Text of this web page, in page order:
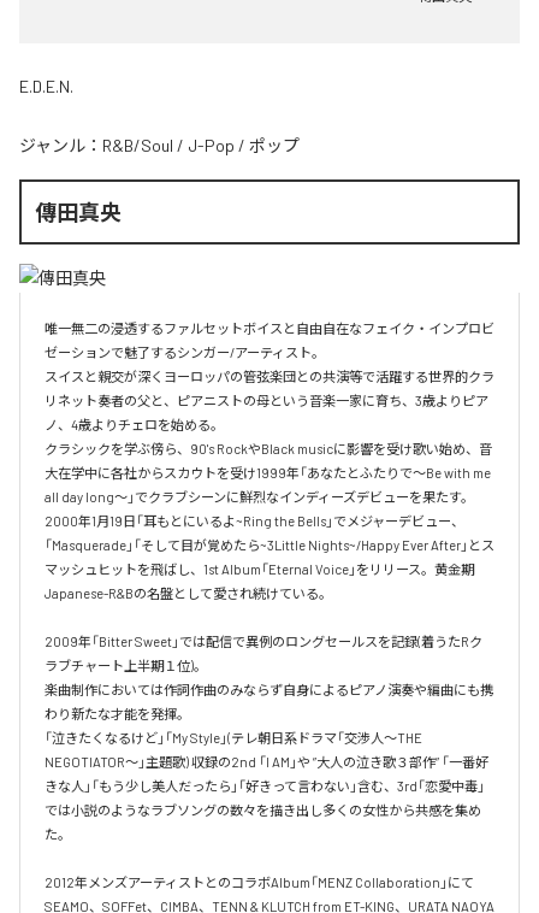
E.D.E.N.
ジャンル： R&B/Soul / J-Pop / ポップ
傳田真央
唯一無二の浸透するファルセットボイスと自由自在なフェイク・インプロビ
ゼーションで魅了するシンガー/アーティスト。
スイスと親交が深くヨーロッパの管弦楽団との共演等で活躍する世界的クラ
リネット奏者の父と、ピアニストの母という音楽一家に育ち、3歳よりピア
ノ、4歳よりチェロを始める。
クラシックを学ぶ傍ら、90's RockやBlack musicに影響を受け歌い始め、音
大在学中に各社からスカウトを受け1999年「あなたとふたりで～Be with me
all day long～」でクラブシーンに鮮烈なインディーズデビューを果たす。
2000年1月19日「耳もとにいるよ~Ring the Bells」でメジャーデビュー、
「Masquerade」「そして目が覚めたら~3Little Nights~/Happy Ever After」とス
マッシュヒットを飛ばし、1st Album「Eternal Voice」をリリース。黄金期
Japanese-R&Bの名盤として愛され続けている。
2009年「Bitter Sweet」では配信で異例のロングセールスを記録(着うたRク
ラブチャート上半期１位)。
楽曲制作においては作詞作曲のみならず自身によるピアノ演奏や編曲にも携
わり新たな才能を発揮。
「泣きたくなるけど」「My Style」(テレ朝日系ドラマ「交渉人～THE
NEGOTIATOR～」主題歌) 収録の2nd 「I AM」や ”大人の泣き歌３部作” 「一番好
きな人」「もう少し美人だったら」「好きって言わない」含む、3rd「恋愛中毒」
では小説のようなラブソングの数々を描き出し多くの女性から共感を集め
た。
2012年メンズアーティストとのコラボAlbum「MENZ Collaboration」にて
SEAMO、SOFFet、CIMBA、TENN & KLUTCH from ET-KING、URATA NAOYA